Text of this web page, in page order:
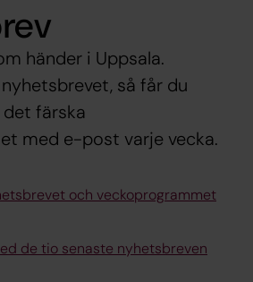
händer i Uppsala.
så får du
färska
med e-post varje vecka.
och veckoprogrammet
de tio senaste nyhetsbreven